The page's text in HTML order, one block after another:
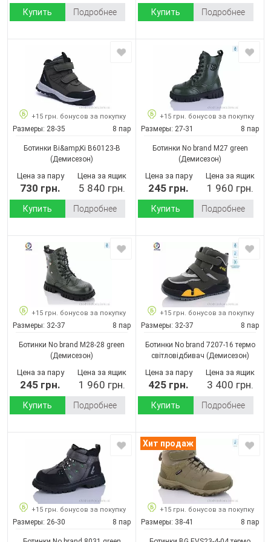
Купить Подробнее Купить Подробнее
+15 грн. бонусов за покупку
Размеры: 28-35 8 пар
Ботинки Bi&amp;Ki B60123-B
(Демисезон)
Цена за пару
730 грн.
Цена за ящик
5 840 грн.
Купить Подробнее
+15 грн. бонусов за покупку
Размеры: 27-31 8 пар
Ботинки No brand M27 green
(Демисезон)
Цена за пару
245 грн.
Цена за ящик
1 960 грн.
Купить Подробнее
+15 грн. бонусов за покупку
Размеры: 32-37 8 пар
Ботинки No brand M28-28 green
(Демисезон)
Цена за пару
245 грн.
Цена за ящик
1 960 грн.
Купить Подробнее
+15 грн. бонусов за покупку
Размеры: 32-37 8 пар
Ботинки No brand 7207-16 термо
світловідбивач (Демисезон)
Цена за пару
425 грн.
Цена за ящик
3 400 грн.
Купить Подробнее
+15 грн. бонусов за покупку
Размеры: 26-30 8 пар
Хит продаж
+15 грн. бонусов за покупку
Размеры: 38-41 8 пар